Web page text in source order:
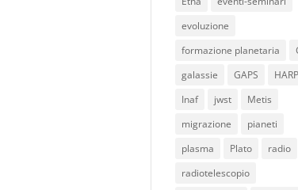
evoluzione
formazione planetaria
galassie
GAPS
Inaf
jwst
Metis
migrazione
pianeti
plasma
Plato
radio
radiotelescopio